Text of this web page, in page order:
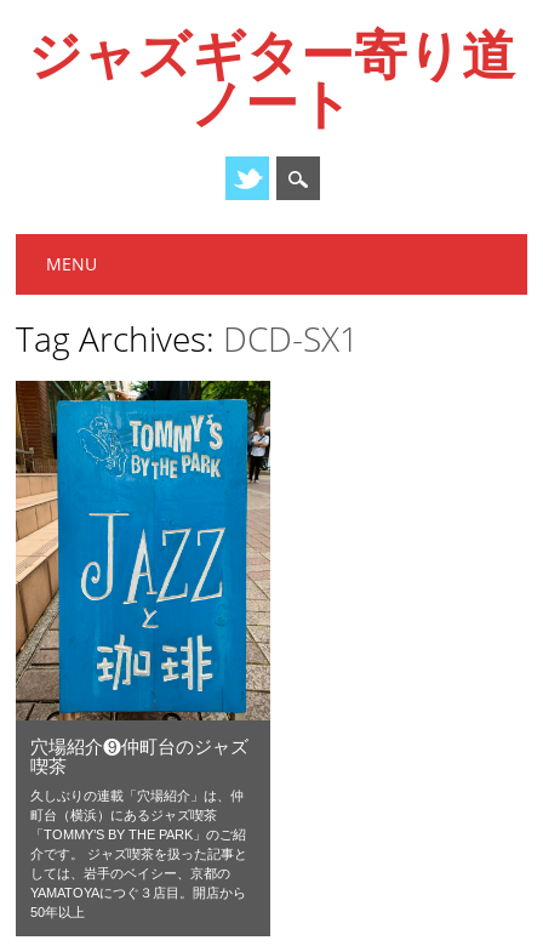
ジャズギター寄り道
ノート
Main menu
MENU
Tag Archives: DCD-SX1
穴場紹介❾仲町台のジャズ
喫茶
久しぶりの連載「穴場紹介」は、仲
町台（横浜）にあるジャズ喫茶
「TOMMY’S BY THE PARK」のご紹
介です。 ジャズ喫茶を扱った記事と
しては、岩手のベイシー、京都の
YAMATOYAにつぐ３店目。開店から
50年以上